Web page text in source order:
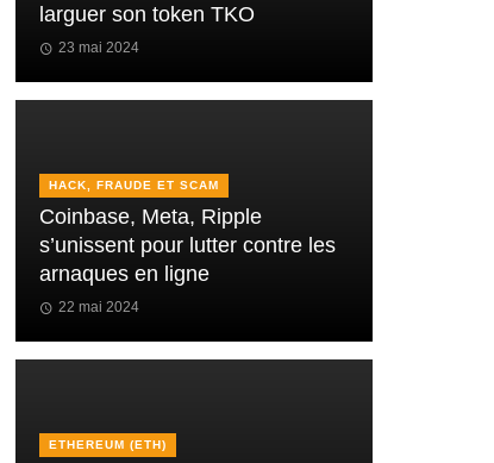
larguer son token TKO
23 mai 2024
HACK, FRAUDE ET SCAM
Coinbase, Meta, Ripple
s’unissent pour lutter contre les
arnaques en ligne
22 mai 2024
ETHEREUM (ETH)